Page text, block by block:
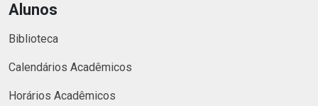
Alunos
Biblioteca
Calendários Acadêmicos
Horários Acadêmicos